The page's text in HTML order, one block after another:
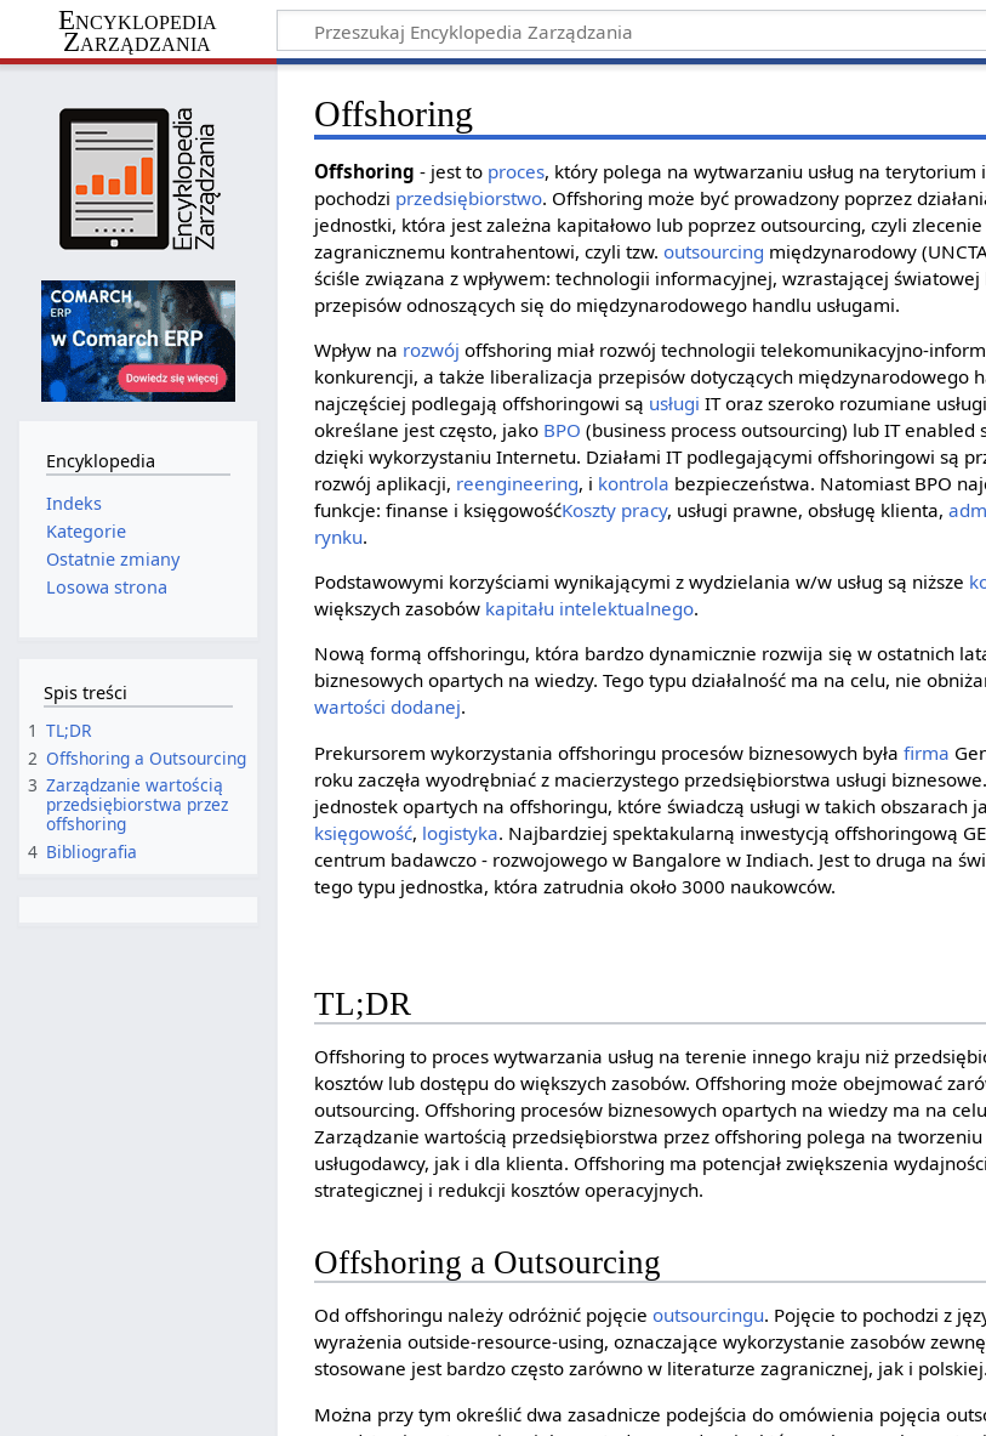
Encyklopedia
Zarządzania
Offshoring
Offshoring - jest to proces, który polega na wytwarzaniu usług na
pochodzi przedsiębiorstwo. Offshoring może być prowadzony poprzez
jednostki, która jest zależna kapitałowo lub poprzez outsourcing, czyli
zagranicznemu kontrahentowi, czyli tzw.outsourcing międzynarodowy
ściśle związana z wpływem: technologii informacyjnej, wzrastającej
przepisów odnoszących się do międzynarodowego handlu usługami.
Wpływ na rozwój offshoring miał rozwój technologii telekomunikacyjno-
konkurencji, a także liberalizacja przepisów dotyczących międzynarodowego
najczęściej podlegają offshoringowi są usługi IT oraz szeroko rozumiane
określane jest często, jako BPO (business process outsourcing) lub IT enabled
dzięki wykorzystaniu Internetu. Działami IT podlegającymi offshoringowi są
rozwój aplikacji, reengineering, i kontrola bezpieczeństwa. Natomiast BPO
funkcje: finanse i księgowośćKoszty pracy, usługi prawne, obsługę klienta,
rynku.
Podstawowymi korzyściami wynikającymi z wydzielania w/w usług są niższe
większych zasobów kapitału intelektualnego.
Nową formą offshoringu, która bardzo dynamicznie rozwija się w ostatnich
biznesowych opartych na wiedzy. Tego typu działalność ma na celu, nie
wartości dodanej.
Prekursorem wykorzystania offshoringu procesów biznesowych byłafirma
roku zaczęła wyodrębniać z macierzystego przedsiębiorstwa usługi
jednostek opartych na offshoringu, które świadczą usługi w takich obszarach
księgowość, logistyka. Najbardziej spektakularną inwestycją offshoringową
centrum badawczo - rozwojowego w Bangalore w Indiach. Jest to druga na
tego typu jednostka, która zatrudnia około 3000 naukowców.
TL;DR
Offshoring to proces wytwarzania usług na terenie innego kraju niż
kosztów lub dostępu do większych zasobów. Offshoring może obejmować
outsourcing. Offshoring procesów biznesowych opartych na wiedzy ma na
Zarządzanie wartością przedsiębiorstwa przez offshoring polega na
usługodawcy, jak i dla klienta. Offshoring ma potencjał zwiększenia
strategicznej i redukcji kosztów operacyjnych.
Offshoring a Outsourcing
Od offshoringu należy odróżnić pojęcieoutsourcingu. Pojęcie to pochodzi z
wyrażenia outside-resource-using, oznaczające wykorzystanie zasobów
stosowane jest bardzo często zarówno w literaturze zagranicznej, jak i polskiej.
Można przy tym określić dwa zasadnicze podejścia do omówienia pojęcia
Encyklopedia
Indeks
Kategorie
Ostatnie zmiany
Losowa strona
Spis treści
1 TL;DR
2 Offshoring a Outsourcing
3 Zarządzanie wartością
przedsiębiorstwa przez
offshoring
4 Bibliografia